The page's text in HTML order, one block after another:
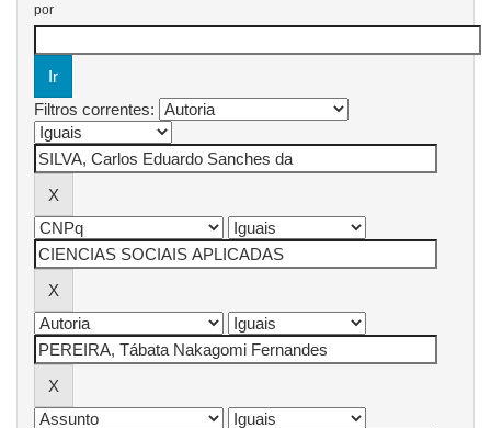
por
Filtros correntes: